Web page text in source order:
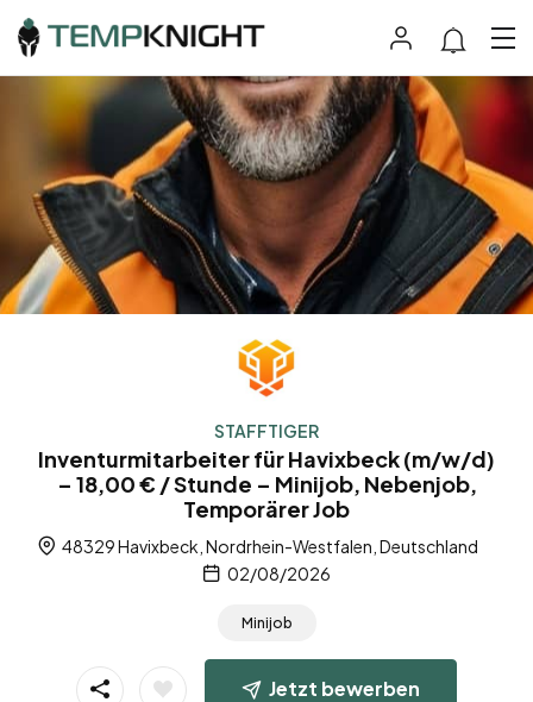
STAFFTIGER
Inventurmitarbeiter für Havixbeck (m/w/d)
– 18,00 € / Stunde – Minijob, Nebenjob,
Temporärer Job
48329 Havixbeck, Nordrhein-Westfalen, Deutschland
02/08/2026
Minijob
Jetzt bewerben